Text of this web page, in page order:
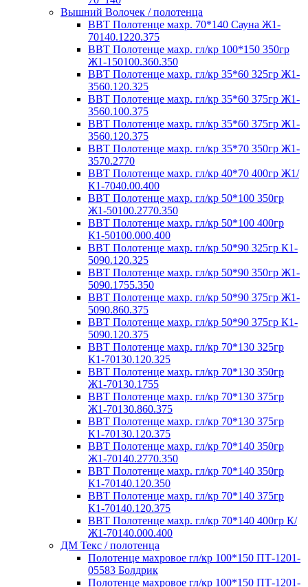
Вышний Волочек / полотенца
ВВТ Полотенце махр. 70*140 Сауна Ж1-
70140.1220.375
ВВТ Полотенце махр. гл/кр 100*150 350гр
Ж1-150100.360.350
ВВТ Полотенце махр. гл/кр 35*60 325гр Ж1-
3560.120.325
ВВТ Полотенце махр. гл/кр 35*60 375гр Ж1-
3560.100.375
ВВТ Полотенце махр. гл/кр 35*60 375гр Ж1-
3560.120.375
ВВТ Полотенце махр. гл/кр 35*70 350гр Ж1-
3570.2770
ВВТ Полотенце махр. гл/кр 40*70 400гр Ж1/
К1-7040.00.400
ВВТ Полотенце махр. гл/кр 50*100 350гр
Ж1-50100.2770.350
ВВТ Полотенце махр. гл/кр 50*100 400гр
К1-50100.000.400
ВВТ Полотенце махр. гл/кр 50*90 325гр К1-
5090.120.325
ВВТ Полотенце махр. гл/кр 50*90 350гр Ж1-
5090.1755.350
ВВТ Полотенце махр. гл/кр 50*90 375гр Ж1-
5090.860.375
ВВТ Полотенце махр. гл/кр 50*90 375гр К1-
5090.120.375
ВВТ Полотенце махр. гл/кр 70*130 325гр
К1-70130.120.325
ВВТ Полотенце махр. гл/кр 70*130 350гр
Ж1-70130.1755
ВВТ Полотенце махр. гл/кр 70*130 375гр
Ж1-70130.860.375
ВВТ Полотенце махр. гл/кр 70*130 375гр
К1-70130.120.375
ВВТ Полотенце махр. гл/кр 70*140 350гр
Ж1-70140.2770.350
ВВТ Полотенце махр. гл/кр 70*140 350гр
К1-70140.120.350
ВВТ Полотенце махр. гл/кр 70*140 375гр
К1-70140.120.375
ВВТ Полотенце махр. гл/кр 70*140 400гр К/
Ж1-70140.000.400
ДМ Текс / полотенца
Полотенце махровое гл/кр 100*150 ПТ-1201-
05583 Болдрик
Полотенце махровое гл/кр 100*150 ПТ-1201-